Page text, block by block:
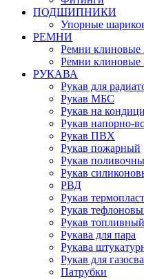
ПОДШИПНИКИ
Упорные
РЕМНИ
Ремни клиновые
Ремни клиновые
РУКАВА
Рукав для
Рукав МБС
Рукав на
Рукав напорно-
Рукав ПВХ
Рукав пожарный
Рукав
Рукав
РВД
Рукав
Рукав
Рукав топливный
Рукава для пара
Рукава
Рукав для
Патрубки